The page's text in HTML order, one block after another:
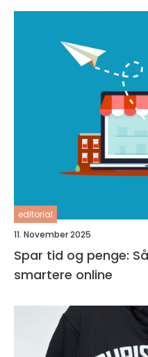
editorial
11. November 2025
Spar tid og penge:
smartere online